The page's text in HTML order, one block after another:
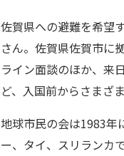
佐賀県への避難を希望
さん。佐賀県佐賀市に
ライン面談のほか、来
ど、入国前からさまざ
地球市民の会は1983年
ー、タイ、スリランカ